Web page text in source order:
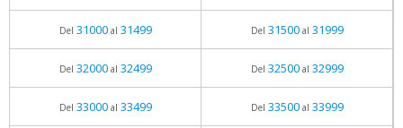
Del 31000al 31499 Del 31500al 31999
Del 32000al 32499 Del 32500al 32999
Del 33000al 33499 Del 33500al 33999